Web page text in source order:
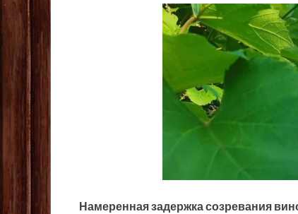
Намеренная задержка созревания